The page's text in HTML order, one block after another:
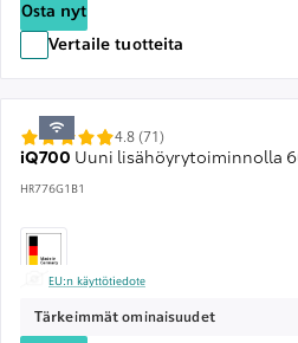
Osta nyt
Vertaile tuotteita
iQ700 Uuni lisähöyrytoiminnolla
HR776G1B1
4.8 (71)
EU:n käyttötiedote
Tärkeimmät ominaisuudet